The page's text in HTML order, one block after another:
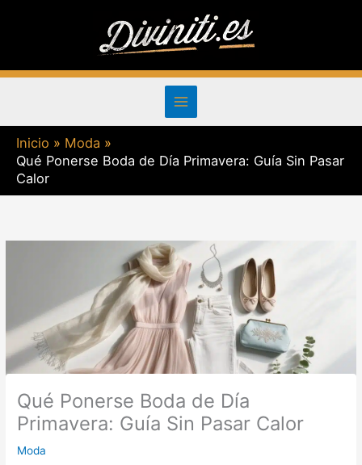
Inicio
Moda
Qué Ponerse Boda de Día Primavera: Guía Sin Pasar
Calor
Qué Ponerse Boda de Día
Primavera: Guía Sin Pasar Calor
Moda